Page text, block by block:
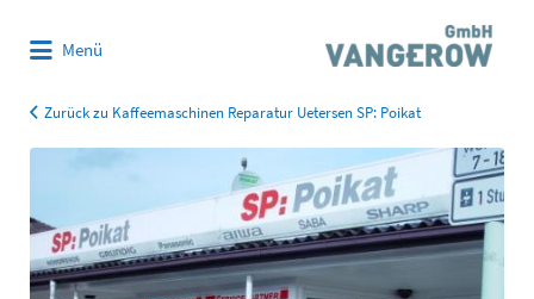
Menü
Zurück zu Kaffeemaschinen Reparatur Uetersen SP: Poikat